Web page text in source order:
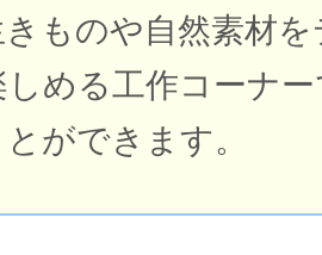
ものや自然素材
める工作コーナ
ができます。